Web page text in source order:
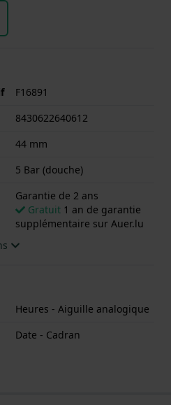
F16891
8430622640612
44 mm
5 Bar (douche)
Garantie de 2 ans
Gratuit 1 an de garantie
supplémentaire sur Auer.lu
Heures - Aiguille analogique
Date - Cadran